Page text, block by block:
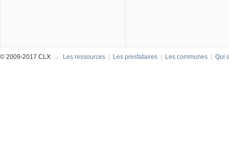
© 2009-2017 CLX → Les ressources Les prestataires Les communes Qui